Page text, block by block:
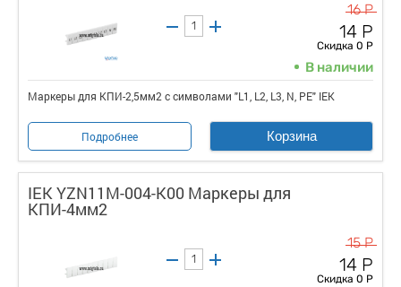
16 Р
14 Р
Скидка 0 Р
В наличии
Маркеры для КПИ-2,5мм2 с символами "L1, L2, L3, N, PE" IEK
Подробнее Корзина
IEK YZN11M-004-K00 Маркеры для
КПИ-4мм2
15 Р
14 Р
Скидка 0 Р